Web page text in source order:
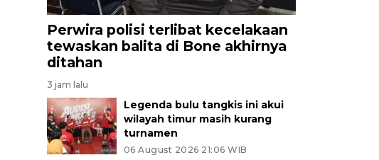
Perwira polisi terlibat kecelakaan
tewaskan balita di Bone akhirnya
ditahan
3 jam lalu
Legenda bulu tangkis ini akui
wilayah timur masih kurang
turnamen
06 August 2026 21:06 WIB